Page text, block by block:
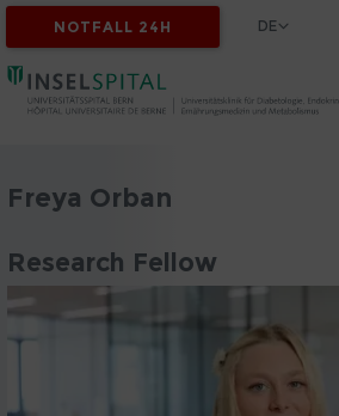
NOTFALL 24H DE
Freya Orban
Research Fellow